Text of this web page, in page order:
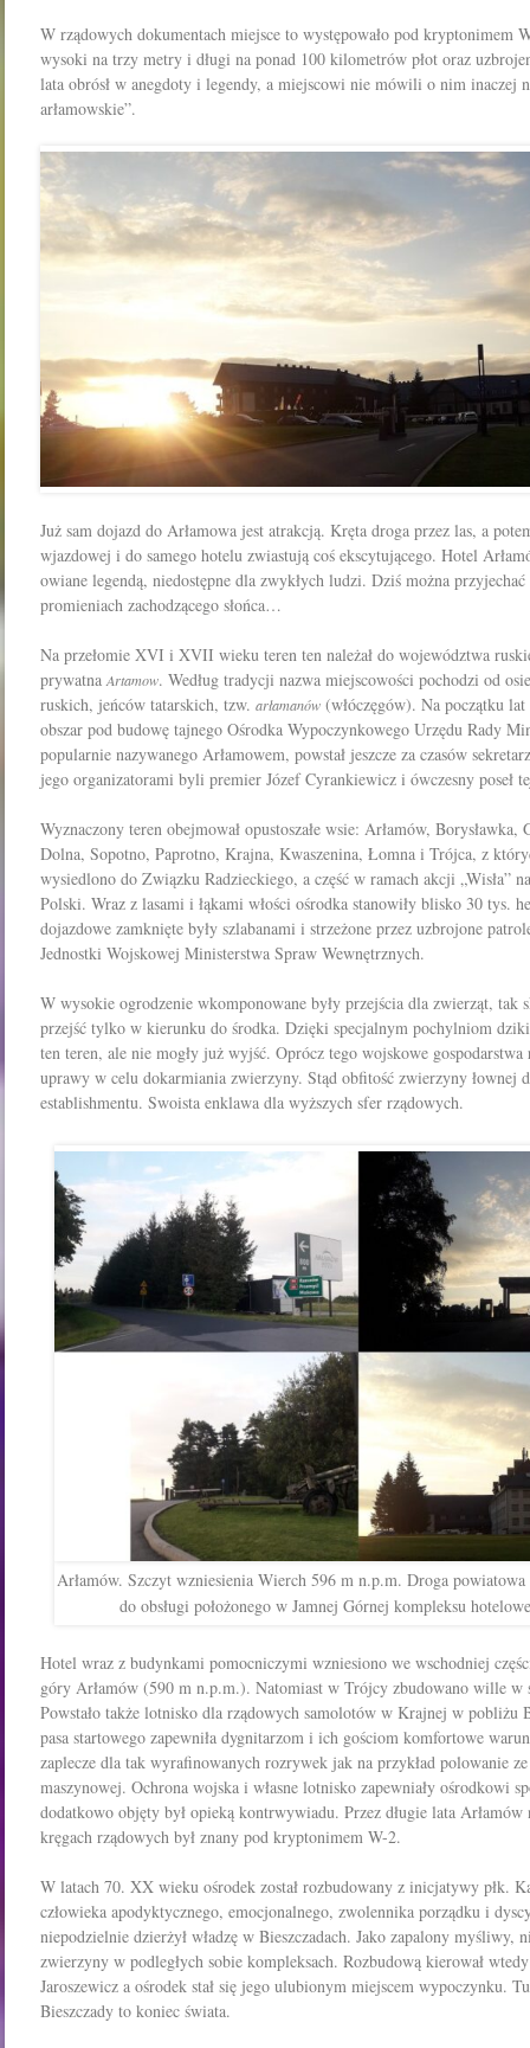
W rządowych dokumentach miejsce to występowało pod kryptonimem
wysoki na trzy metry i długi na ponad 100 kilometrów płot oraz
lata obrósł w anegdoty i legendy, a miejscowi nie mówili o nim inaczej
arłamowskie”.
Już sam dojazd do Arłamowa jest atrakcją. Kręta droga przez las, a
wjazdowej i do samego hotelu zwiastują coś ekscytującego. Hotel
owiane legendą, niedostępne dla zwykłych ludzi. Dziś można
promieniach zachodzącego słońca…
Na przełomie XVI i XVII wieku teren ten należał do województwa
prywatna Artamow. Według tradycji nazwa miejscowości pochodzi od
ruskich, jeńców tatarskich, tzw. arłamanów (włóczęgów). Na początku
obszar pod budowę tajnego Ośrodka Wypoczynkowego Urzędu Rady
popularnie nazywanego Arłamowem, powstał jeszcze za czasów
jego organizatorami byli premier Józef Cyrankiewicz i ówczesny poseł
Wyznaczony teren obejmował opustoszałe wsie: Arłamów, Borysławka,
Dolna, Sopotno, Paprotno, Krajna, Kwaszenina, Łomna i Trójca, z
wysiedlono do Związku Radzieckiego, a część w ramach akcji „Wisła”
Polski. Wraz z lasami i łąkami włości ośrodka stanowiły blisko 30 tys.
dojazdowe zamknięte były szlabanami i strzeżone przez uzbrojone
Jednostki Wojskowej Ministerstwa Spraw Wewnętrznych.
W wysokie ogrodzenie wkomponowane były przejścia dla zwierząt, tak
przejść tylko w kierunku do środka. Dzięki specjalnym pochylniom
ten teren, ale nie mogły już wyjść. Oprócz tego wojskowe gospodarstwa
uprawy w celu dokarmiania zwierzyny. Stąd obfitość zwierzyny łownej
establishmentu. Swoista enklawa dla wyższych sfer rządowych.
Arłamów. Szczyt wzniesienia Wierch 596 m n.p.m. Droga
do obsługi położonego w Jamnej Górnej kompleksu
Hotel wraz z budynkami pomocniczymi wzniesiono we wschodniej
góry Arłamów (590 m n.p.m.). Natomiast w Trójcy zbudowano wille w
Powstało także lotnisko dla rządowych samolotów w Krajnej w pobliżu
pasa startowego zapewniła dygnitarzom i ich gościom komfortowe
zaplecze dla tak wyrafinowanych rozrywek jak na przykład polowanie
maszynowej. Ochrona wojska i własne lotnisko zapewniały ośrodkowi
dodatkowo objęty był opieką kontrwywiadu. Przez długie lata Arłamów
kręgach rządowych był znany pod kryptonimem W-2.
W latach 70. XX wieku ośrodek został rozbudowany z inicjatywy płk.
człowieka apodyktycznego, emocjonalnego, zwolennika porządku i
niepodzielnie dzierżył władzę w Bieszczadach. Jako zapalony myśliwy,
zwierzyny w podległych sobie kompleksach. Rozbudową kierował
Jaroszewicz a ośrodek stał się jego ulubionym miejscem wypoczynku.
Bieszczady to koniec świata.